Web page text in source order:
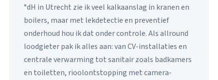
°dH in Utrecht zie ik veel kalkaanslag in kranen en
boilers, maar met lekdetectie en preventief
onderhoud hou ik dat onder controle. Als allround
loodgieter pak ik alles aan: van CV-installaties en
centrale verwarming tot sanitair zoals badkamers
en toiletten, rioolontstopping met camera-